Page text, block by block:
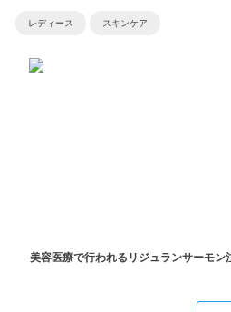
レディース スキンケア
美容医療で行われるリジュランサーモ